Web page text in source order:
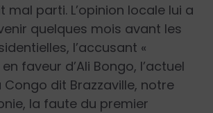
mal parti. L’opinion locale lui a
quelques mois avant les
l’accusant «
faveur d’Ali Bongo, l’actuel
Congo dit Brazzaville, notre
la faute du premier